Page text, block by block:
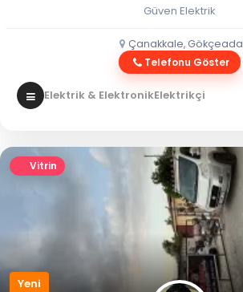
Güven Elektrik
Çanakkale, Gökçeada
Telefonu Göster
Elektrik & ElektronikElektrikçi
Vitrin
Yeni